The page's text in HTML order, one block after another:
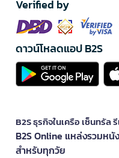
Verified by
ดาวน์โหลดแอป B2S
B2S ธุรกิจในเครือ เซ็นทรัล
B2S Online แหล่งรวมหนั
สำหรับทุกวัย